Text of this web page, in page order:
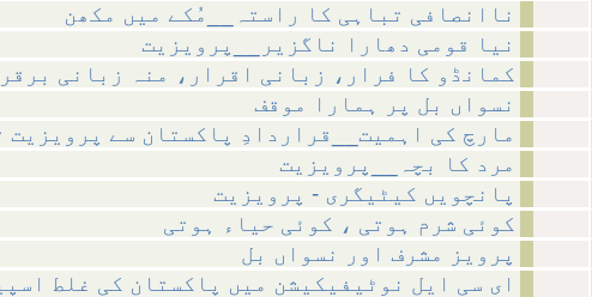
ناانصافی تباہی کا راستہ__مُکے میں مکھن
نیا قومی دھارا ناگزیر__پرویزیت
کمانڈو کا فرار، زبانی اقرار، منہ زبانی
نسواں بل پر ہمارا موقف
مارچ کی اہمیت__قراردادِ پاکستان سے پرویزیت
مرد کا بچہ__پرویزیت
پانچویں کیٹیگری - پرویزیت
کوئی شرم ہوتی ، کوئی حیاء ہوتی
پرویز مشرف اور نسواں بل
ای سی ایل نوٹیفیکیشن میں پاکستان کی غلط